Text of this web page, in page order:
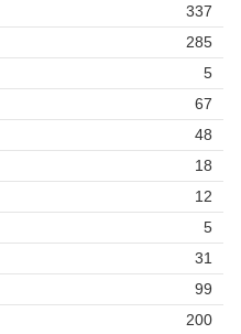
337
285
5
67
48
18
12
5
31
99
200